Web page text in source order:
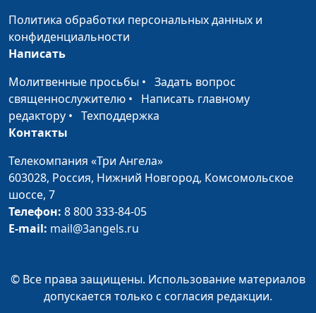
Кем Дух Святой может
сделать человека
Елена Варнавская
Что соединяет нас со
Христом?
Юлия Уткина, Николай
Елена Варнавская
Как получить дар
Святого Духа
демоническим силам
Кунцевич,
священнослужитель и
Политика обработки персональных данных и
конфиденциальности
Написать
Молитвенные просьбы • Задать вопрос
священнослужителю • Написать главному
редактору • Техподдержка
Контакты
Телекомпания «Три Ангела»
603028, Россия, Нижний Новгород, Комсомольское
шоссе, 7
Телефон: 8 800 333-84-05
E-mail: mail@3angels.ru
© Все права защищены. Использование материалов
допускается только с согласия редакции.